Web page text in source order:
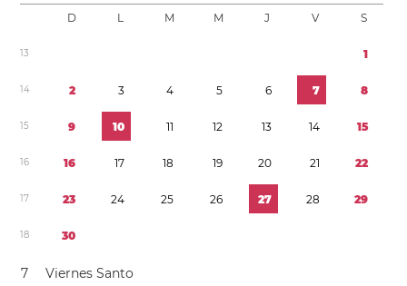
D L M M J V S
13 1
14 2 3 4 5 6 7 8
15 9 10 11 12 13 14 15
16 16 17 18 19 20 21 22
17 23 24 25 26 27 28 29
18 30
7
Viernes Santo